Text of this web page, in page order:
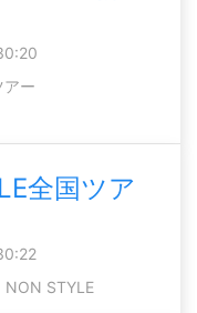
アー
全国ツア
NON STYLE